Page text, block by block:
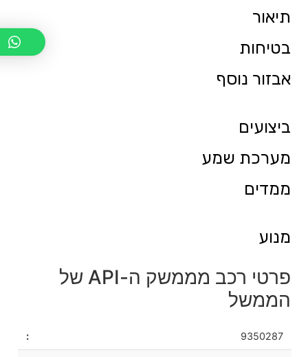
תיאור
בטיחות
אבזור נוסף
ביצועים
מערכת שמע
ממדים
מנוע
פרטי רכב מממשק ה-API של
הממשל
9350287